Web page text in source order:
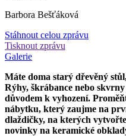
Barbora Bešťáková
Stáhnout celou zprávu
Tisknout zprávu
Galerie
Máte doma starý dřevěný
Rýhy, škrábance nebo
důvodem k vyhození.
nábytku, který zaujme na
dlaždičky, na kterých
novinky na keramické